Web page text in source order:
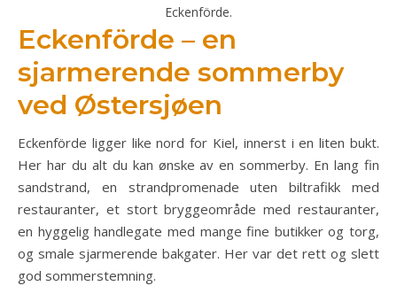
Eckenförde.
Eckenförde – en
sjarmerende sommerby
ved Østersjøen
Eckenförde ligger like nord for Kiel, innerst i en liten bukt.
Her har du alt du kan ønske av en sommerby. En lang fin
sandstrand, en strandpromenade uten biltrafikk med
restauranter, et stort bryggeområde med restauranter,
en hyggelig handlegate med mange fine butikker og torg,
og smale sjarmerende bakgater. Her var det rett og slett
god sommerstemning.